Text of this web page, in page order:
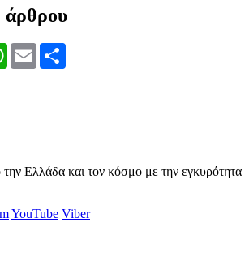
άρθρου
WhatsApp
Email
την Ελλάδα και τον κόσμο με την εγκυρότητα
YouTube Viber